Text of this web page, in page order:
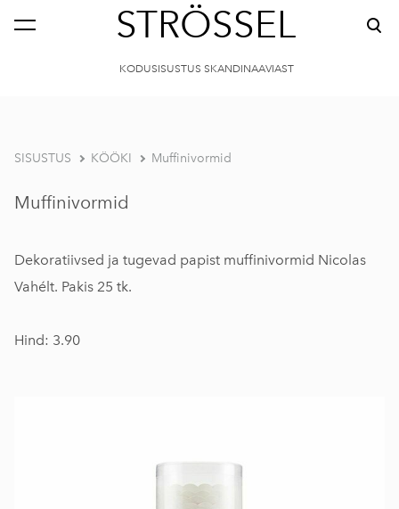
STRÖSSEL
KODUSISUSTUS SKANDINAAVIAST
SISUSTUS KÖÖKI Muffinivormid
Muffinivormid
Dekoratiivsed ja tugevad papist muffinivormid Nicolas
Vahélt. Pakis 25 tk.
Hind: 3.90